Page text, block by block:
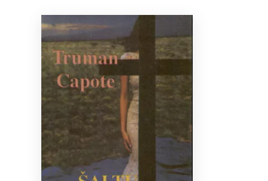
Naujienos
Bibliotekoms
+370 667 80 541
info@elvislab.lt